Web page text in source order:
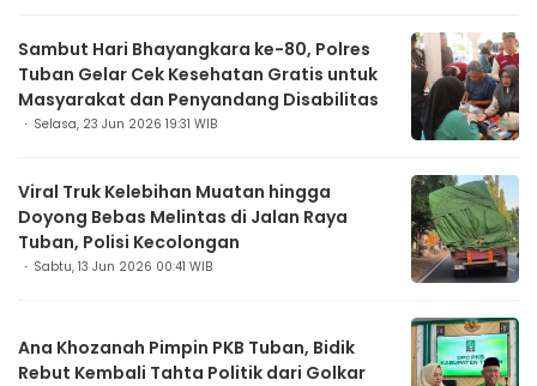
Sambut Hari Bhayangkara ke-80, Polres
Tuban Gelar Cek Kesehatan Gratis untuk
Masyarakat dan Penyandang Disabilitas
Selasa, 23 Jun 2026 19:31 WIB
Viral Truk Kelebihan Muatan hingga
Doyong Bebas Melintas di Jalan Raya
Tuban, Polisi Kecolongan
Sabtu, 13 Jun 2026 00:41 WIB
Ana Khozanah Pimpin PKB Tuban, Bidik
Rebut Kembali Tahta Politik dari Golkar